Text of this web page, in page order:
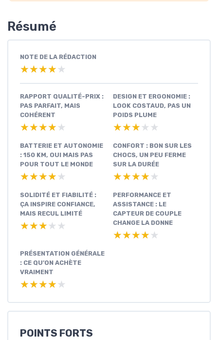
Résumé
NOTE DE LA RÉDACTION
★★★★★
★★★★★
RAPPORT QUALITÉ-PRIX :
PAS PARFAIT, MAIS
COHÉRENT
★★★★★
★★★★★
DESIGN ET ERGONOMIE :
LOOK COSTAUD, PAS UN
POIDS PLUME
★★★★★
★★★★★
BATTERIE ET AUTONOMIE
: 150 KM, OUI MAIS PAS
POUR TOUT LE MONDE
★★★★★
★★★★★
CONFORT : BON SUR LES
CHOCS, UN PEU FERME
SUR LA DURÉE
★★★★★
★★★★★
SOLIDITÉ ET FIABILITÉ :
ÇA INSPIRE CONFIANCE,
MAIS RECUL LIMITÉ
★★★★★
★★★★★
PERFORMANCE ET
ASSISTANCE : LE
CAPTEUR DE COUPLE
CHANGE LA DONNE
★★★★★
★★★★★
PRÉSENTATION GÉNÉRALE
: CE QU’ON ACHÈTE
VRAIMENT
★★★★★
★★★★★
POINTS FORTS